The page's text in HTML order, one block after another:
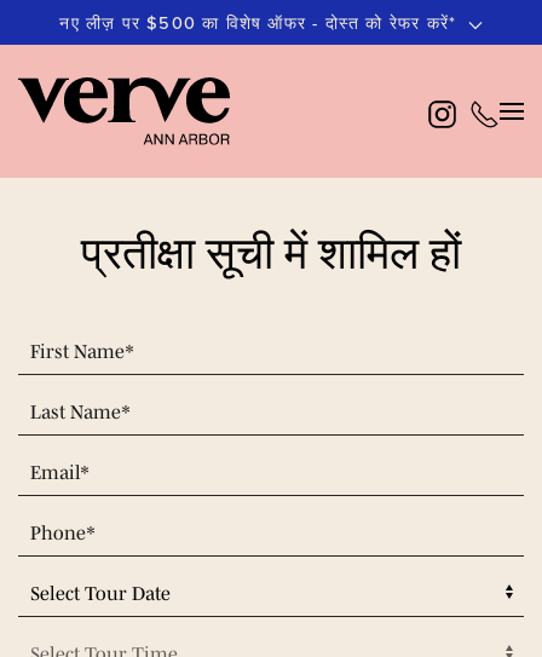
सामग्री
पर
नए लीज़ पर $500 का विशेष ऑफर - दोस्त को रेफर करें*
प्रतीक्षा सूची में शामिल हों